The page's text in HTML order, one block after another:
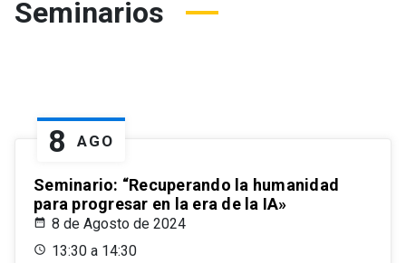
Seminarios
8 AGO
Seminario: “Recuperando la humanidad
para progresar en la era de la IA»
8 de Agosto de 2024
13:30 a 14:30